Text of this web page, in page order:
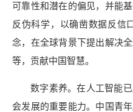
可靠性和潜在的偏见，并能
反伪科学，以确凿数据反信
念，在全球背景下提出解决
等，贡献中国智慧。
数字素养。在人工智能
会发展的重要能力。中国青